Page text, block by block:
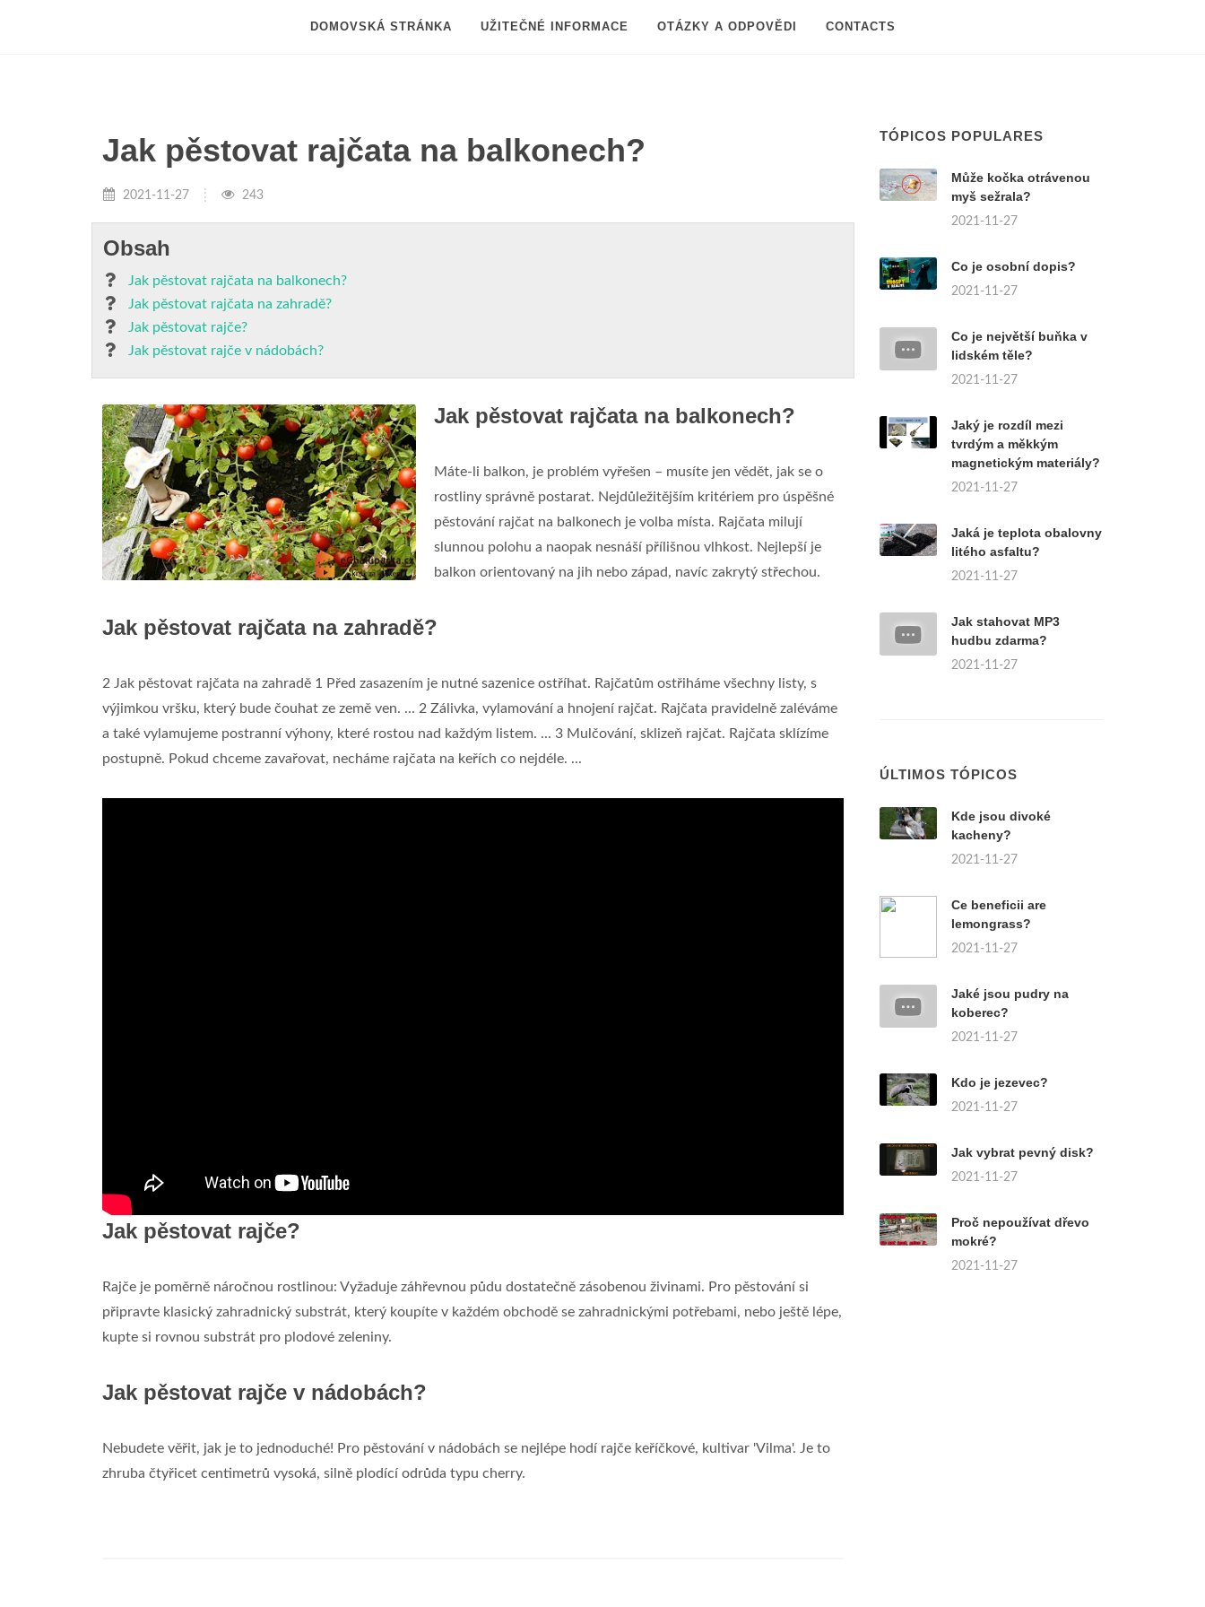
DOMOVSKÁ STRÁNKA UŽITEČNÉ INFORMACE OTÁZKY A ODPOVĚDI CONTACTS
Jak pěstovat rajčata na balkonech?
2021-11-27 243
Obsah
Jak pěstovat rajčata na balkonech?
Jak pěstovat rajčata na zahradě?
Jak pěstovat rajče?
Jak pěstovat rajče v nádobách?
Jak pěstovat rajčata na balkonech?
Máte-li balkon, je problém vyřešen – musíte jen vědět, jak se o
rostliny správně postarat. Nejdůležitějším kritériem pro úspěšné
pěstování rajčat na balkonech je volba místa. Rajčata milují
slunnou polohu a naopak nesnáší přílišnou vlhkost. Nejlepší je
balkon orientovaný na jih nebo západ, navíc zakrytý střechou.
Jak pěstovat rajčata na zahradě?
2 Jak pěstovat rajčata na zahradě 1 Před zasazením je nutné sazenice ostříhat. Rajčatům ostřiháme všechny listy, s
výjimkou vršku, který bude čouhat ze země ven. ... 2 Zálivka, vylamování a hnojení rajčat. Rajčata pravidelně zaléváme
a také vylamujeme postranní výhony, které rostou nad každým listem. ... 3 Mulčování, sklizeň rajčat. Rajčata sklízíme
postupně. Pokud chceme zavařovat, necháme rajčata na keřích co nejdéle. ...
Jak pěstovat rajče?
Rajče je poměrně náročnou rostlinou: Vyžaduje záhřevnou půdu dostatečně zásobenou živinami. Pro pěstování si
připravte klasický zahradnický substrát, který koupíte v každém obchodě se zahradnickými potřebami, nebo ještě lépe,
kupte si rovnou substrát pro plodové zeleniny.
Jak pěstovat rajče v nádobách?
Nebudete věřit, jak je to jednoduché! Pro pěstování v nádobách se nejlépe hodí rajče keříčkové, kultivar 'Vilma'. Je to
zhruba čtyřicet centimetrů vysoká, silně plodící odrůda typu cherry.
TÓPICOS POPULARES
Může kočka otrávenou
myš sežrala?
2021-11-27
Co je osobní dopis?
2021-11-27
Co je největší buňka v
lidském těle?
2021-11-27
Jaký je rozdíl mezi
tvrdým a měkkým
magnetickým materiály?
2021-11-27
Jaká je teplota obalovny
litého asfaltu?
2021-11-27
Jak stahovat MP3
hudbu zdarma?
2021-11-27
ÚLTIMOS TÓPICOS
Kde jsou divoké
kacheny?
2021-11-27
Ce beneficii are
lemongrass?
2021-11-27
Jaké jsou pudry na
koberec?
2021-11-27
Kdo je jezevec?
2021-11-27
Jak vybrat pevný disk?
2021-11-27
Proč nepoužívat dřevo
mokré?
2021-11-27